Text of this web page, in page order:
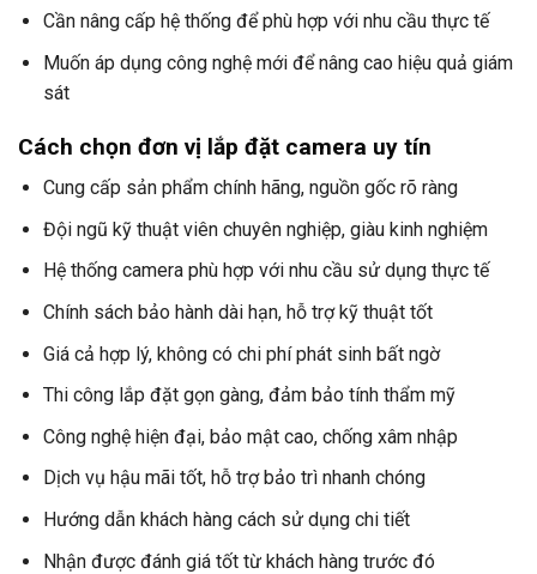
Cần nâng cấp hệ thống để phù hợp với nhu cầu thực tế
Muốn áp dụng công nghệ mới để nâng cao hiệu quả giám
sát
Cách chọn đơn vị lắp đặt camera uy tín
Cung cấp sản phẩm chính hãng, nguồn gốc rõ ràng
Đội ngũ kỹ thuật viên chuyên nghiệp, giàu kinh nghiệm
Hệ thống camera phù hợp với nhu cầu sử dụng thực tế
Chính sách bảo hành dài hạn, hỗ trợ kỹ thuật tốt
Giá cả hợp lý, không có chi phí phát sinh bất ngờ
Thi công lắp đặt gọn gàng, đảm bảo tính thẩm mỹ
Công nghệ hiện đại, bảo mật cao, chống xâm nhập
Dịch vụ hậu mãi tốt, hỗ trợ bảo trì nhanh chóng
Hướng dẫn khách hàng cách sử dụng chi tiết
Nhận được đánh giá tốt từ khách hàng trước đó